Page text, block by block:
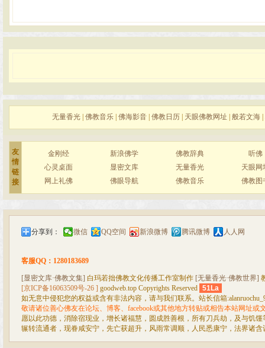
无量香光 佛教音乐 佛海影音 佛教日历 天眼佛教网址 般若文海
友
情
链
接
金刚经 新浪佛学 佛教辞典
听佛
心灵桌面
显密文库 无量香光
天眼网
网上礼佛
佛眼导航 佛教音乐 佛教图
分享到： 微信 QQ空间 新浪微博 腾讯微博 人人网
客服QQ：1280183689
[显密文库·佛教文集] 白玛若拙佛教文化传播工作室制作 [无量香光·佛教世界]
[京ICP备16063509号-26 ] goodweb.top Copyrights Reserved 51La
如无意中侵犯您的权益或含有非法内容，请与我们联系。站长信箱
敬请诸位善心佛友在论坛、博客、facebook或其他地方转贴或相告本站网址或
愿以此功德，消除宿现业，增长诸福慧，圆成胜善根，所有刀兵劫，及与饥
辗转流通者，现眷咸安宁，先亡获超升，风雨常调顺，人民悉康宁，法界诸含